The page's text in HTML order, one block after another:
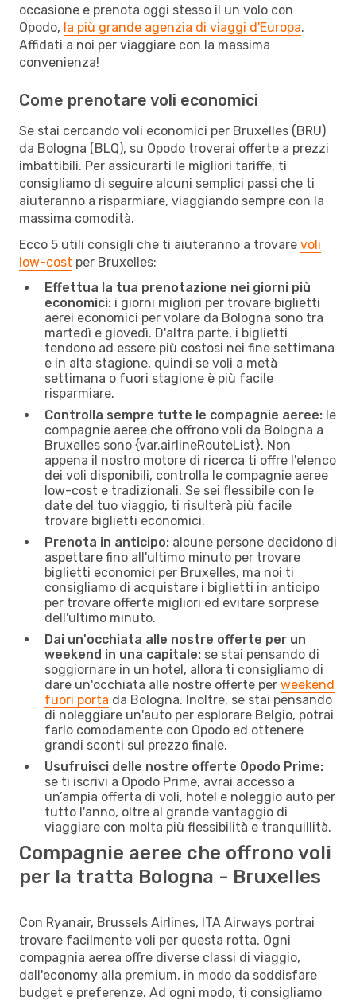
occasione e prenota oggi stesso il un volo con
Opodo, la più grande agenzia di viaggi d'Europa.
Affidati a noi per viaggiare con la massima
convenienza!
Come prenotare voli economici
Se stai cercando voli economici per Bruxelles (BRU)
da Bologna (BLQ), su Opodo troverai offerte a prezzi
imbattibili. Per assicurarti le migliori tariffe, ti
consigliamo di seguire alcuni semplici passi che ti
aiuteranno a risparmiare, viaggiando sempre con la
massima comodità.
Ecco 5 utili consigli che ti aiuteranno a trovare voli
low-cost per Bruxelles:
Effettua la tua prenotazione nei giorni più
economici: i giorni migliori per trovare biglietti
aerei economici per volare da Bologna sono tra
martedì e giovedì. D'altra parte, i biglietti
tendono ad essere più costosi nei fine settimana
e in alta stagione, quindi se voli a metà
settimana o fuori stagione è più facile
risparmiare.
Controlla sempre tutte le compagnie aeree: le
compagnie aeree che offrono voli da Bologna a
Bruxelles sono {​var.airlineRouteList}. Non
appena il nostro motore di ricerca ti offre l'elenco
dei voli disponibili, controlla le compagnie aeree
low-cost e tradizionali. Se sei flessibile con le
date del tuo viaggio, ti risulterà più facile
trovare biglietti economici.
Prenota in anticipo: alcune persone decidono di
aspettare fino all'ultimo minuto per trovare
biglietti economici per Bruxelles, ma noi ti
consigliamo di acquistare i biglietti in anticipo
per trovare offerte migliori ed evitare sorprese
dell'ultimo minuto.
Dai un'occhiata alle nostre offerte per un
weekend in una capitale: se stai pensando di
soggiornare in un hotel, allora ti consigliamo di
dare un'occhiata alle nostre offerte per weekend
fuori porta da Bologna. Inoltre, se stai pensando
di noleggiare un'auto per esplorare Belgio, potrai
farlo comodamente con Opodo ed ottenere
grandi sconti sul prezzo finale.
Usufruisci delle nostre offerte Opodo Prime:
se ti iscrivi a Opodo Prime, avrai accesso a
un’ampia offerta di voli, hotel e noleggio auto per
tutto l'anno, oltre al grande vantaggio di
viaggiare con molta più flessibilità e tranquillità.
Compagnie aeree che offrono voli
per la tratta Bologna - Bruxelles
Con Ryanair, Brussels Airlines, ITA Airways portrai
trovare facilmente voli per questa rotta. Ogni
compagnia aerea offre diverse classi di viaggio,
dall'economy alla premium, in modo da soddisfare
budget e preferenze. Ad ogni modo, ti consigliamo